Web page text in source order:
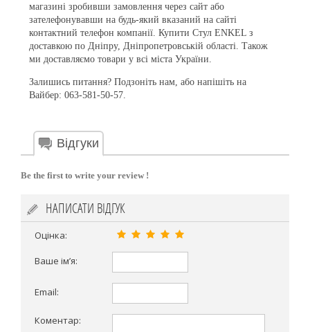
магазині зробивши замовлення через сайт або
зателефонувавши на будь-який вказаний на сайті
контактний телефон компанії. Купити Стул ENKEL з
доставкою по Дніпру, Дніпропетровській області. Також
ми доставляємо товари у всі міста України.
Залишись питання? Подзоніть нам, або напішіть на
Вайбер: 063-581-50-57.
Відгуки
Be the first to write your review !
НАПИСАТИ ВІДГУК
Оцінка:
Ваше ім’я:
Email:
Коментар: